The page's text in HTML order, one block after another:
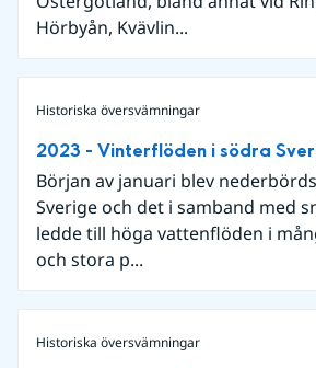
Hörbyån, Kvävlin...
Historiska översvämningar
2023 - Vinterflöden i södra
Början av januari blev
Sverige och det i samband med
ledde till höga vattenflöden i
och stora p...
Historiska översvämningar